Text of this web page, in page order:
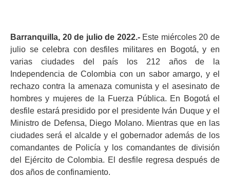
Barranquilla, 20 de julio de 2022.-Este miércoles 20 de
julio se celebra con desfiles militares en Bogotá, y en
varias ciudades del país los 212 años de la
Independencia de Colombia con un sabor amargo, y el
rechazo contra la amenaza comunista y el asesinato de
hombres y mujeres de la Fuerza Pública. En Bogotá el
desfile estará presidido por el presidente Iván Duque y el
Ministro de Defensa, Diego Molano. Mientras que en las
ciudades será el alcalde y el gobernador además de los
comandantes de Policía y los comandantes de división
del Ejército de Colombia. El desfile regresa después de
dos años de confinamiento.